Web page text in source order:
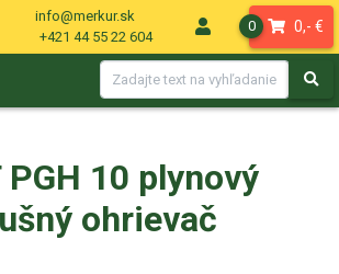
info@merkur.sk
+421 44 55 22 604
0 0,- €
PGH 10 plynový
ohrievač